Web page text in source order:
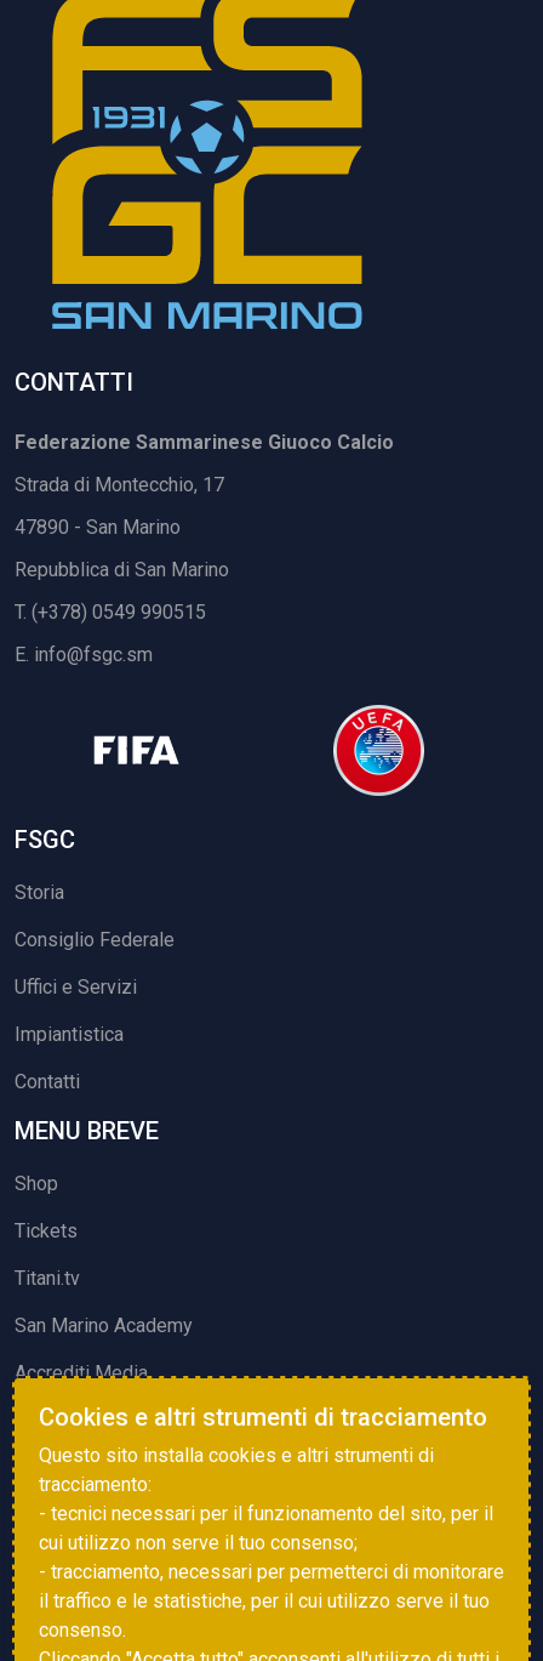
CONTATTI
Federazione Sammarinese Giuoco Calcio
Strada di Montecchio, 17
47890 - San Marino
Repubblica di San Marino
T. (+378) 0549 990515
E. info@fsgc.sm
FSGC
Storia
Consiglio Federale
Uffici e Servizi
Impiantistica
Contatti
MENU BREVE
Shop
Tickets
Titani.tv
San Marino Academy
Accrediti Media
ATTIVITÀ ED EVENTI
Squadre di Calcio
Associazione Sammarinese Arbitri
Vota gol e parata
Cookies e altri strumenti di tracciamento
Questo sito installa cookies e altri strumenti di
tracciamento:
- tecnici necessari per il funzionamento del sito, per il
cui utilizzo non serve il tuo consenso;
- tracciamento, necessari per permetterci di monitorare
il traffico e le statistiche, per il cui utilizzo serve il tuo
consenso.